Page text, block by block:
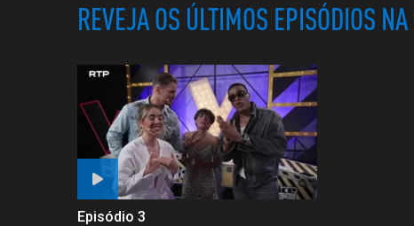
REVEJA OS ÚLTIMOS EPISÓDIOS NA
Episódio 3